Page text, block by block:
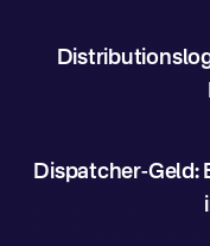
Dispatcher-Geld: